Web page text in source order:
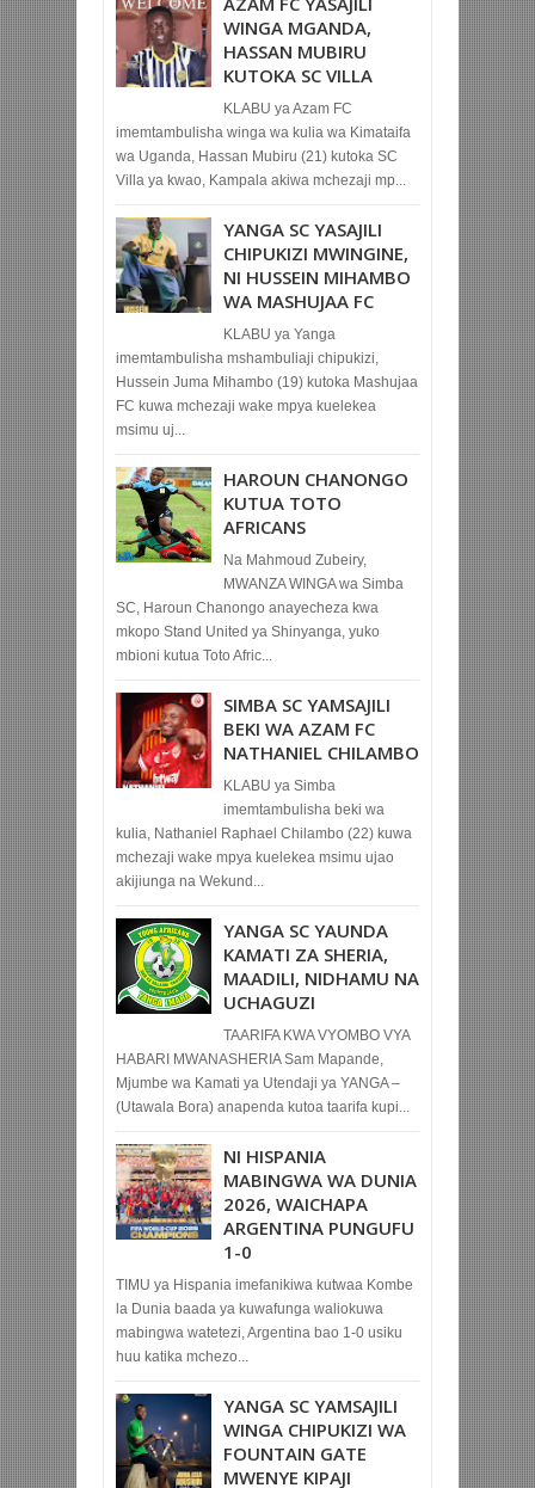
WINGA MGANDA,
HASSAN MUBIRU
KUTOKA SC VILLA
KLABU ya Azam FC
imemtambulisha winga wa kulia wa Kimataifa
wa Uganda, Hassan Mubiru (21) kutoka SC
Villa ya kwao, Kampala akiwa mchezaji mp...
YANGA SC YASAJILI
CHIPUKIZI MWINGINE,
NI HUSSEIN MIHAMBO
WA MASHUJAA FC
KLABU ya Yanga
imemtambulisha mshambuliaji chipukizi,
Hussein Juma Mihambo (19) kutoka Mashujaa
FC kuwa mchezaji wake mpya kuelekea
msimu uj...
HAROUN CHANONGO
KUTUA TOTO
AFRICANS
Na Mahmoud Zubeiry,
MWANZA WINGA wa Simba
SC, Haroun Chanongo anayecheza kwa
mkopo Stand United ya Shinyanga, yuko
mbioni kutua Toto Afric...
SIMBA SC YAMSAJILI
BEKI WA AZAM FC
NATHANIEL CHILAMBO
KLABU ya Simba
imemtambulisha beki wa
kulia, Nathaniel Raphael Chilambo (22) kuwa
mchezaji wake mpya kuelekea msimu ujao
akijiunga na Wekund...
YANGA SC YAUNDA
KAMATI ZA SHERIA,
MAADILI, NIDHAMU NA
UCHAGUZI
TAARIFA KWA VYOMBO VYA
HABARI MWANASHERIA Sam Mapande,
Mjumbe wa Kamati ya Utendaji ya YANGA –
(Utawala Bora) anapenda kutoa taarifa kupi...
NI HISPANIA
MABINGWA WA DUNIA
2026, WAICHAPA
ARGENTINA PUNGUFU
1-0
TIMU ya Hispania imefanikiwa kutwaa Kombe
la Dunia baada ya kuwafunga waliokuwa
mabingwa watetezi, Argentina bao 1-0 usiku
huu katika mchezo...
YANGA SC YAMSAJILI
WINGA CHIPUKIZI WA
FOUNTAIN GATE
MWENYE KIPAJI